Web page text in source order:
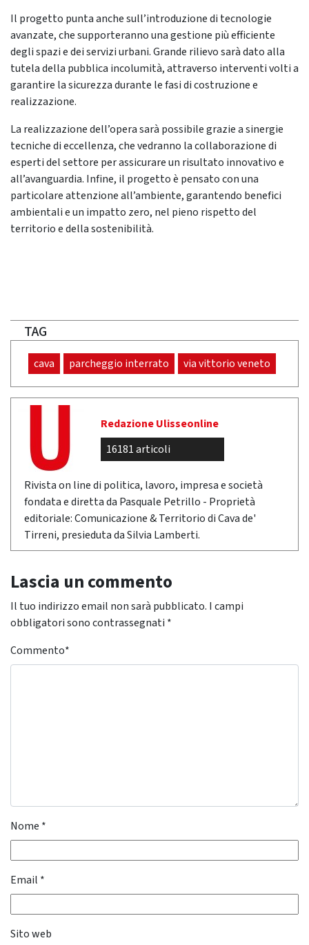
Il progetto punta anche sull’introduzione di tecnologie
avanzate, che supporteranno una gestione più efficiente
degli spazi e dei servizi urbani. Grande rilievo sarà dato alla
tutela della pubblica incolumità, attraverso interventi volti a
garantire la sicurezza durante le fasi di costruzione e
realizzazione.
La realizzazione dell’opera sarà possibile grazie a sinergie
tecniche di eccellenza, che vedranno la collaborazione di
esperti del settore per assicurare un risultato innovativo e
all’avanguardia. Infine, il progetto è pensato con una
particolare attenzione all’ambiente, garantendo benefici
ambientali e un impatto zero, nel pieno rispetto del
territorio e della sostenibilità.
TAG
cava parcheggio interrato via vittorio veneto
Redazione Ulisseonline
16181 articoli
Rivista on line di politica, lavoro, impresa e società
fondata e diretta da Pasquale Petrillo - Proprietà
editoriale: Comunicazione & Territorio di Cava de'
Tirreni, presieduta da Silvia Lamberti.
Lascia un commento
Il tuo indirizzo email non sarà pubblicato. I campi
obbligatori sono contrassegnati *
Commento*
Nome *
Email *
Sito web